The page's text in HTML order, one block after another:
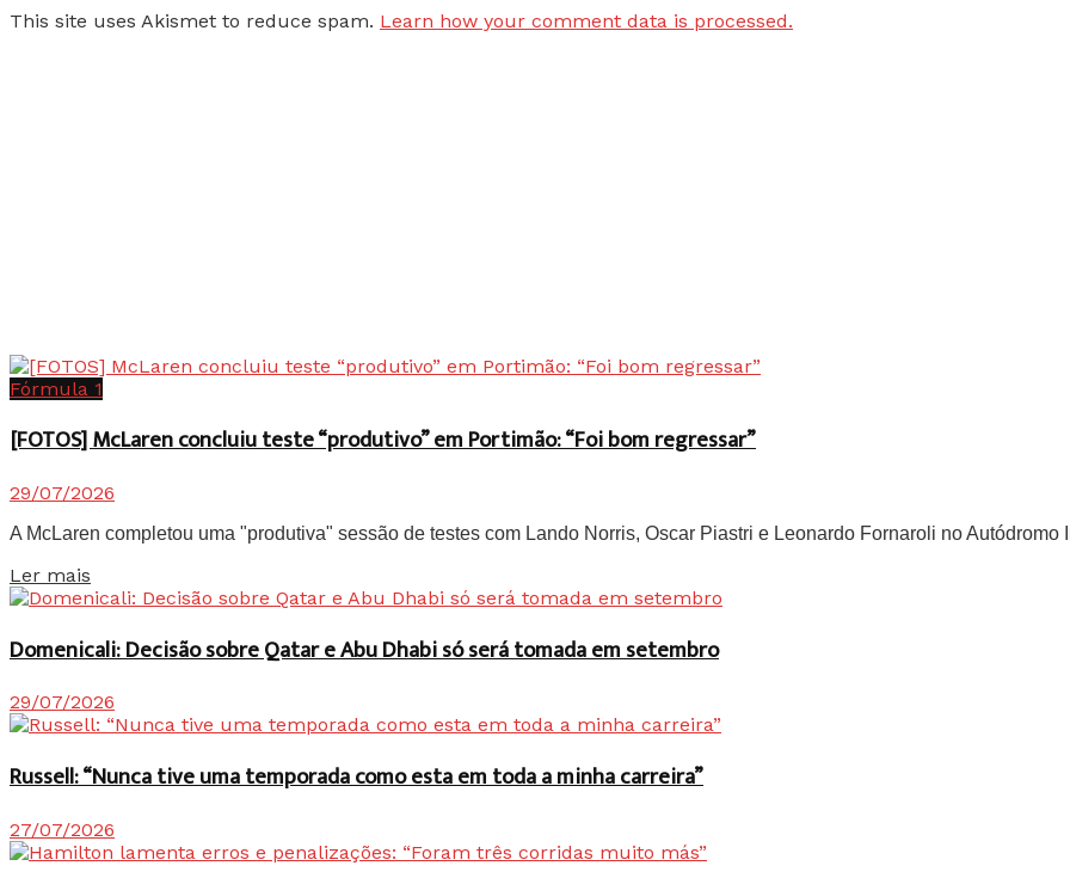
This site uses Akismet to reduce spam. Learn how your comment data is processed.
Fórmula 1
[FOTOS] McLaren concluiu teste “produtivo” em Portimão: “Foi bom regressar”
29/07/2026
A McLaren completou uma "produtiva" sessão de testes com Lando Norris, Oscar Piastri e Leonardo Fornaroli no Autódromo
Ler mais
Domenicali: Decisão sobre Qatar e Abu Dhabi só será tomada em setembro
29/07/2026
Russell: “Nunca tive uma temporada como esta em toda a minha carreira”
27/07/2026